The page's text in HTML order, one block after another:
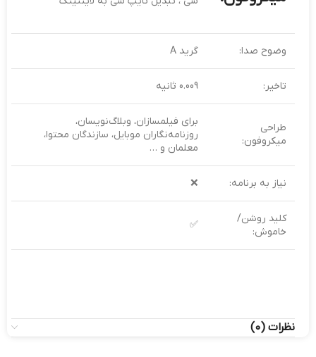
وضوح صدا: گرید A
تاخیر: 0.009 ثانیه
طراحی
میکروفون:
برای فیلمسازان، وبلاگ‌نویسان،
روزنامه‌نگاران موبایل، سازندگان محتوا،
معلمان و …
نیاز به برنامه: ❌
کلید روشن/
خاموش:
✅
نظرات (0)